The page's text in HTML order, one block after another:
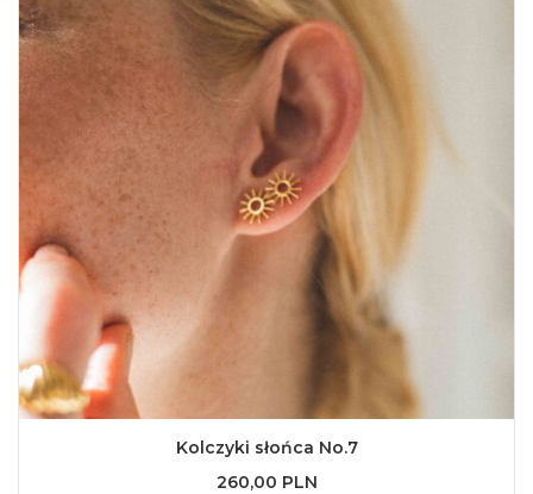
Kolczyki słońca No.7
260,00 PLN